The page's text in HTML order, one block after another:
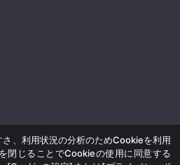
、利用状況の分析のためCookieを利用
閉じることでCookieの使用に同意する